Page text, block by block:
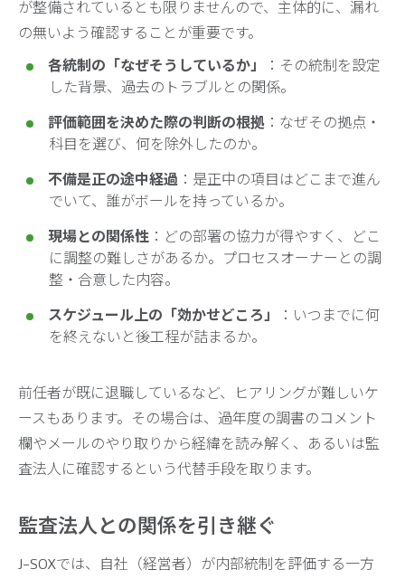
が整備されているとも限りませんので、主体的に、漏れ
の無いよう確認することが重要です。
各統制の「なぜそうしているか」
：その統制を設定
した背景、過去のトラブルとの関係。
評価範囲を決めた際の判断の根拠 ：なぜその拠点・
科目を選び、何を除外したのか。
不備是正の途中経過 ：是正中の項目はどこまで進ん
でいて、誰がボールを持っているか。
現場との関係性 ：どの部署の協力が得やすく、どこ
に調整の難しさがあるか。プロセスオーナーとの調
整・合意した内容。
スケジュール上の「効かせどころ」
：いつまでに何
を終えないと後工程が詰まるか。
前任者が既に退職しているなど、ヒアリングが難しいケ
ースもあります。その場合は、過年度の調書のコメント
欄やメールのやり取りから経緯を読み解く、あるいは監
査法人に確認するという代替手段を取ります。
監査法人との関係を引き継ぐ
J-SOXでは、自社（経営者）が内部統制を評価する一方